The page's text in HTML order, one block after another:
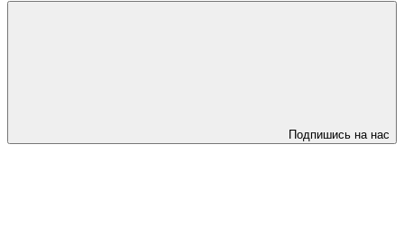
Подпишись на нас